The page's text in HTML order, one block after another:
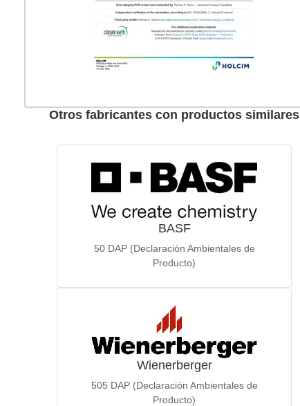
Otros fabricantes con productos similares
BASF
50 DAP (Declaración Ambientales de
Producto)
Wienerberger
505 DAP (Declaración Ambientales de
Producto)